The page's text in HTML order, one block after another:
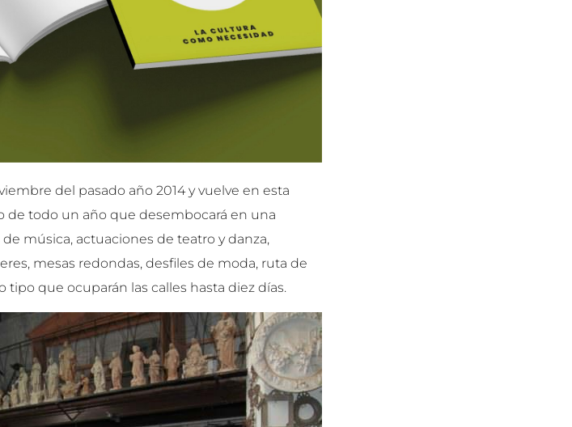
del pasado año 2014 y vuelve en esta
de todo un año que desembocará en una
música, actuaciones de teatro y danza,
mesas redondas, desfiles de moda, ruta de
que ocuparán las calles hasta diez días.